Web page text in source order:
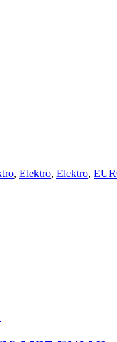
, Elektro, Elektro,